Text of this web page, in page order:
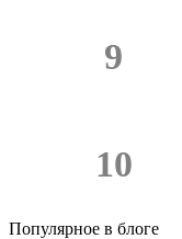
9
10
Популярное в блоге